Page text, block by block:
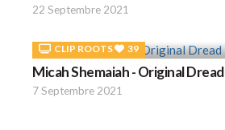
22 Septembre 2021
CLIP ROOTS 39
Micah Shemaiah - Original Dread
7 Septembre 2021